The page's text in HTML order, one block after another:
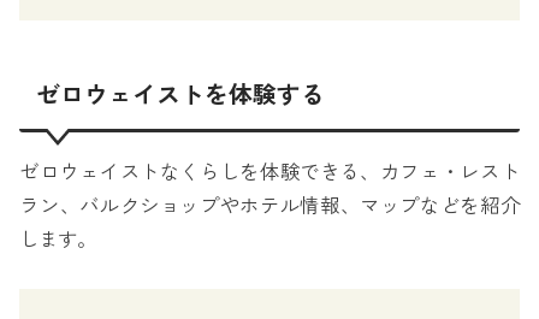
ゼロウェイストを体験する
ゼロウェイストなくらしを体験できる、カフェ・レスト
ラン、バルクショップやホテル情報、マップなどを紹介
します。